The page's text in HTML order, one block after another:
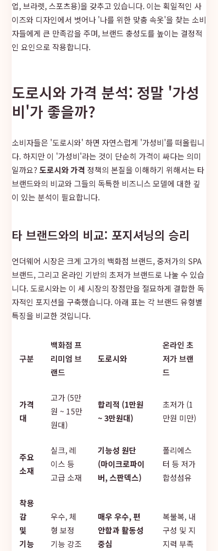
업, 브라렛, 스포츠용)을 갖추고 있습니다. 이는 획일적인 사
이즈와 디자인에서 벗어나 '나를 위한 맞춤 속옷'을 찾는 소비
자들에게 큰 만족감을 주며, 브랜드 충성도를 높이는 결정적
인 요인으로 작용합니다.
도로시와 가격 분석: 정말 '가성
비'가 좋을까?
소비자들은 '도로시와' 하면 자연스럽게 '가성비'를 떠올립니
다. 하지만 이 '가성비'라는 것이 단순히 가격이 싸다는 의미
일까요? 도로시와 가격 정책의 본질을 이해하기 위해서는 타
브랜드와의 비교와 그들의 독특한 비즈니스 모델에 대한 깊
이 있는 분석이 필요합니다.
타 브랜드와의 비교: 포지셔닝의 승리
언더웨어 시장은 크게 고가의 백화점 브랜드, 중저가의 SPA
브랜드, 그리고 온라인 기반의 초저가 브랜드로 나눌 수 있습
니다. 도로시와는 이 세 시장의 장점만을 절묘하게 결합한 독
자적인 포지션을 구축했습니다. 아래 표는 각 브랜드 유형별
특징을 비교한 것입니다.
구분
백화점 프
리미엄 브
랜드
도로시와
온라인 초
저가 브랜
드
가격
대
고가 (5만
원 ~ 15만
원대)
합리적 (1만원
~ 3만원대)
초저가 (1
만원 미만)
주요
소재
실크, 레
이스 등
고급 소재
기능성 원단
(마이크로파이
버, 스판덱스)
폴리에스
터 등 저가
합성섬유
착용
감
및
기능
우수, 체
형 보정
기능 강조
매우 우수, 편
안함과 활동성
중심
복불복, 내
구성 및 지
지력 부족